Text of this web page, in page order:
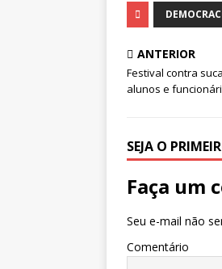
ANTERIOR
Festival contra
alunos e
SEJA O
Faça um
Seu e-mail não
Comentário